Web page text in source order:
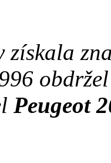
získala
Peugeot